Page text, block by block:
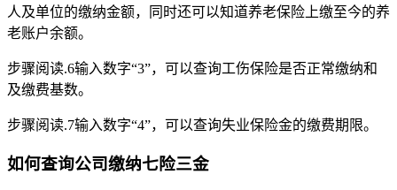
人及单位的缴纳金额，同时还可以知道养老保险上缴至今的养
老账户余额。
步骤阅读.6输入数字“3”，可以查询工伤保险是否正常缴纳和
及缴费基数。
步骤阅读.7输入数字“4”，可以查询失业保险金的缴费期限。
如何查询公司缴纳七险三金